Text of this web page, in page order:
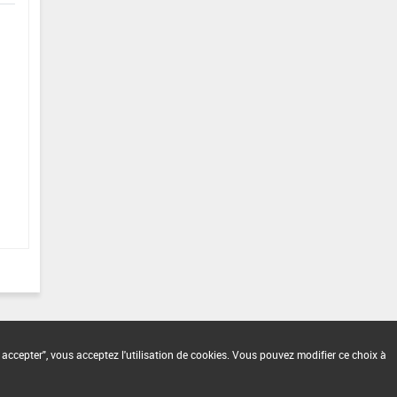
vous acceptez l'utilisation de cookies. Vous pouvez modifier ce choix à